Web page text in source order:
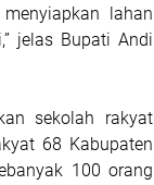
lahan
jelas Bupati Andi
sekolah rakyat
68 Kabupaten
100 orang